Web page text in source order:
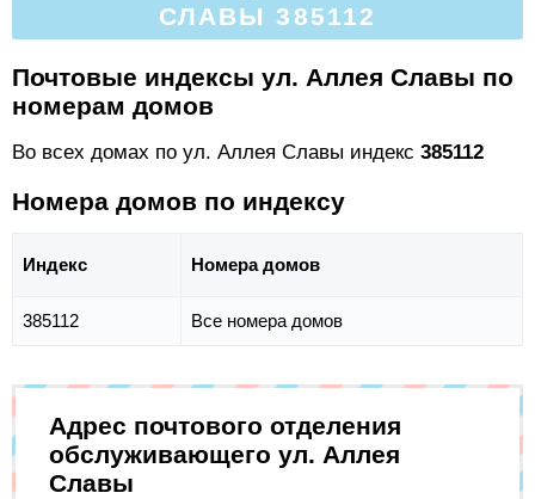
СЛАВЫ 385112
Почтовые индексы ул. Аллея Славы по
номерам домов
Во всех домах по ул. Аллея Славы индекс 385112
Номера домов по индексу
Индекс Номера домов
385112 Все номера домов
Адрес почтового отделения
обслуживающего ул. Аллея
Славы